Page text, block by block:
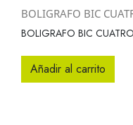
BOLIGRAFO BIC
BOLIGRAFO BIC
Añadir al carrito